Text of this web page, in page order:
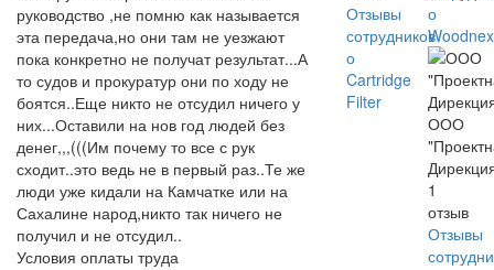
руководство ,не помню как называется
эта передача,но они там не уезжают
пока конкретно не получат результат...А
то судов и прокуратур они по ходу не
боятся..Еще никто не отсудил ничего у
них...Оставили на нов год людей без
денег,,,(((Им почему то все с рук
сходит..это ведь не в первый раз..Те же
люди уже кидали на Камчатке или на
Сахалине народ,никто так ничего не
получил и не отсудил..
Условия оплаты труда
Отзывы
сотрудников
о
Cartridge
Filter
о
ООО
1
отзыв
Отзывы